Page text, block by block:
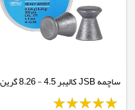
ساچمه JSB کالیبر 4.5 - 8.26 گرین